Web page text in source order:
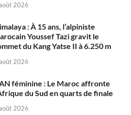
2026
: À 15 ans, l’alpiniste
Youssef Tazi gravit le
du Kang Yatse II à 6.250 m
2026
féminine : Le Maroc affronte
du Sud en quarts de finale
2026